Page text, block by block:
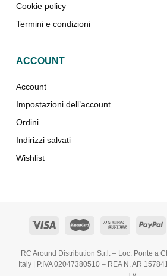
Cookie policy
Termini e condizioni
ACCOUNT
Account
Impostazioni dell’account
Ordini
Indirizzi salvati
Wishlist
RC Around Distribution S.r.l. – Loc. Ponte a
Italy | P.IVA 02047380510 – REA N. AR